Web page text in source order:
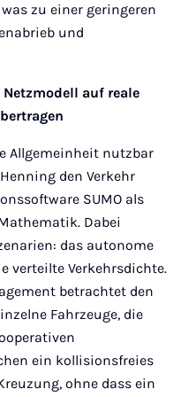
zu einer geringeren
und
auf reale
Allgemeinheit nutzbar
den Verkehr
SUMO als
Dabei
das autonome
verteilte Verkehrsdichte.
betrachtet den
Fahrzeuge, die
ein kollisionsfreies
ohne dass ein